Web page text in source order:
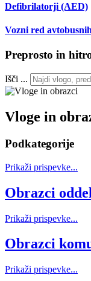
Defibrilatorji (AED)
Vozni red
Preprosto in
Išči ...
Vloge in
Podkategorije
Prikaži prispevke...
Obrazci
Prikaži prispevke...
Obrazci
Prikaži prispevke...